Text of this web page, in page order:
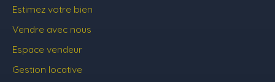
Estimez votre bien
Vendre avec nous
Espace vendeur
Gestion locative